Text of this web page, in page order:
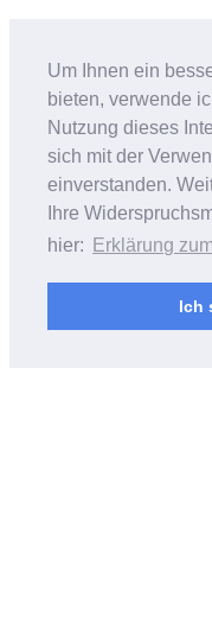
Um Ihnen ein
bieten, verwende
Nutzung dieses
sich mit der
einverstanden.
Ihre
hier:
Erklärung
Ich
Foto- &
Bubrowski